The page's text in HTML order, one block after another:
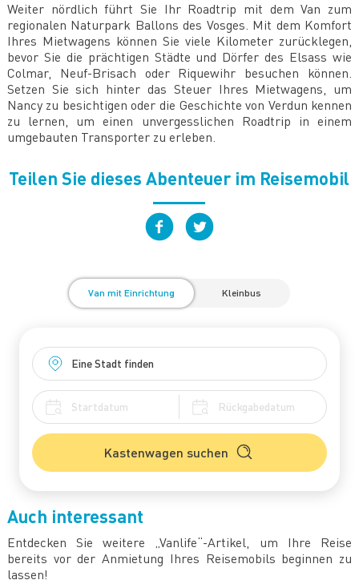
Weiter nördlich führt Sie Ihr Roadtrip mit dem Van zum
regionalen Naturpark Ballons des Vosges. Mit dem Komfort
Ihres Mietwagens können Sie viele Kilometer zurücklegen,
bevor Sie die prächtigen Städte und Dörfer des Elsass wie
Colmar, Neuf-Brisach oder Riquewihr besuchen können.
Setzen Sie sich hinter das Steuer Ihres Mietwagens, um
Nancy zu besichtigen oder die Geschichte von Verdun kennen
zu lernen, um einen unvergesslichen Roadtrip in einem
umgebauten Transporter zu erleben.
Teilen Sie dieses Abenteuer im Reisemobil
Van mit Einrichtung Kleinbus
Kastenwagen suchen
Auch interessant
Entdecken Sie weitere „Vanlife“-Artikel, um Ihre Reise
bereits vor der Anmietung Ihres Reisemobils beginnen zu
lassen!